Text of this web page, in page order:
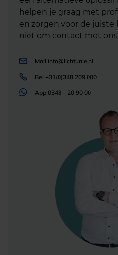
helpen je graag met
en zorgen voor de juiste
niet om contact met
Mail info@lichtunie.nl
Bel +31(0)348 209 000
App 0348 – 20 90 00